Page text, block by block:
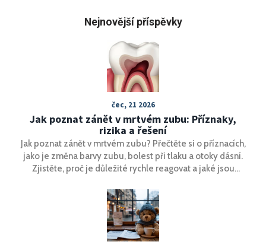
Nejnovější příspěvky
čec, 21 2026
Jak poznat zánět v mrtvém zubu: Příznaky,
rizika a řešení
Jak poznat zánět v mrtvém zubu? Přečtěte si o příznacích,
jako je změna barvy zubu, bolest při tlaku a otoky dásní.
Zjistěte, proč je důležité rychle reagovat a jaké jsou